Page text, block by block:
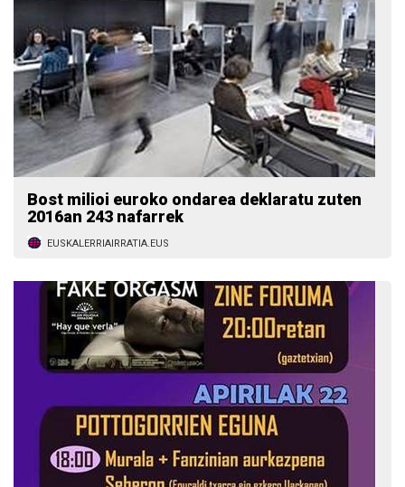
Bost milioi euroko ondarea deklaratu zuten
2016an 243 nafarrek
EUSKALERRIAIRRATIA.EUS